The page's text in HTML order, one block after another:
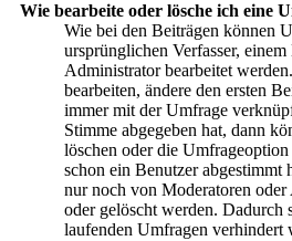
Wie bearbeite oder lösche ich eine
Wie bei den Beiträgen können
ursprünglichen Verfasser,
Administrator bearbeitet
bearbeiten, ändere den ersten
immer mit der Umfrage
Stimme abgegeben hat, dann
löschen oder die
schon ein Benutzer abgestimmt
nur noch von Moderatoren
oder gelöscht werden.
laufenden Umfragen verhindert